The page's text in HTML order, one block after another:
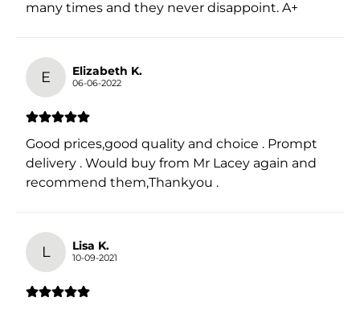
many times and they never disappoint. A+
E Elizabeth K.
06-06-2022
Good prices,good quality and choice . Prompt
delivery . Would buy from Mr Lacey again and
recommend them,Thankyou .
L Lisa K.
10-09-2021